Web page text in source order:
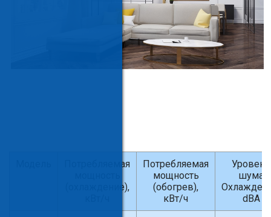
Потребляемая
(охлаждение),
Потребляемая
мощность
(обогрев),
кВт/ч
Уровень
шума
dBA